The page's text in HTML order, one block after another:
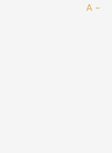
36 A -